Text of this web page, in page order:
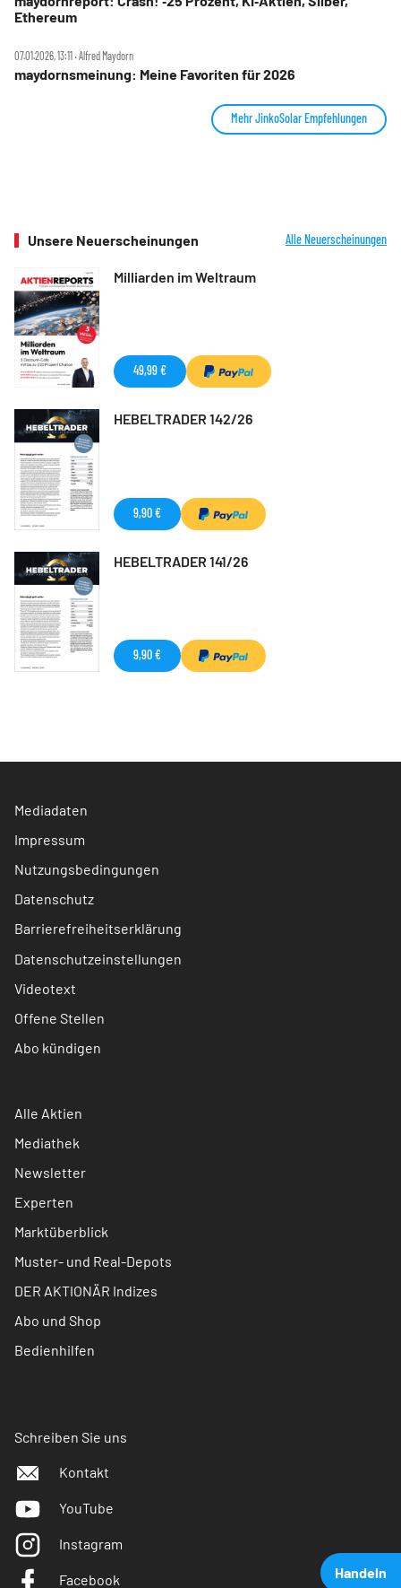
Handeln
Ethereum
07.01.2026, 13:11 ‧ Alfred Maydorn
maydornsmeinung: Meine Favoriten für 2026
Mehr JinkoSolar Empfehlungen
Unsere Neuerscheinungen Alle Neuerscheinungen
Milliarden im Weltraum
49,99 €
HEBELTRADER 142/26
9,90 €
HEBELTRADER 141/26
9,90 €
Mediadaten
Impressum
Nutzungsbedingungen
Datenschutz
Barrierefreiheitserklärung
Datenschutzeinstellungen
Videotext
Offene Stellen
Abo kündigen
Alle Aktien
Mediathek
Newsletter
Experten
Marktüberblick
Muster- und Real-Depots
DER AKTIONÄR Indizes
Abo und Shop
Bedienhilfen
Schreiben Sie uns
Kontakt
YouTube
Instagram
Facebook